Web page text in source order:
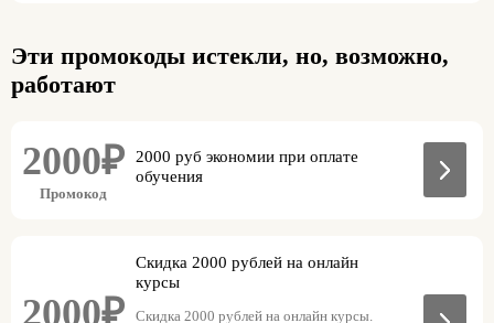
Эти промокоды истекли, но, возможно,
работают
2000₽
Промокод
2000 руб экономии при оплате
обучения
2000₽
Скидка 2000 рублей на онлайн
курсы
Скидка 2000 рублей на онлайн курсы.